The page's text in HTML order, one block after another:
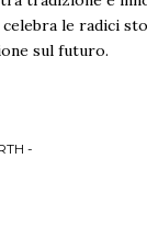
le radici
sul futuro.
-